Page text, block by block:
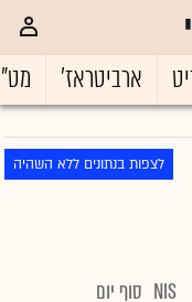
ארביטראז'
לצפות בנתונים ללא השהיה
NIS סוף יום